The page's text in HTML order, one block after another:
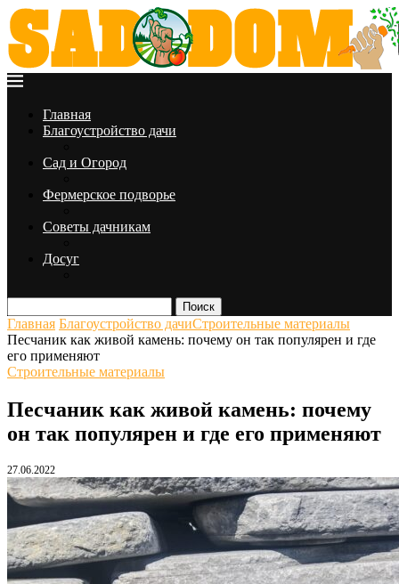
Главная
Благоустройство дачи
Сад и Огород
Фермерское подворье
Советы дачникам
Досуг
Поиск
Главная Благоустройство дачиСтроительные материалы
Песчаник как живой камень: почему он так популярен и где
его применяют
Строительные материалы
Песчаник как живой камень: почему
он так популярен и где его применяют
27.06.2022